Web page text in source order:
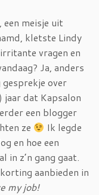
meisje uit
kletste Lindy
vragen en
Ja, anders
over
jaar dat Kapsalon
een blogger
ze
Ik legde
en hoe een
in z’n gang gaat.
aanbieden in
my job!